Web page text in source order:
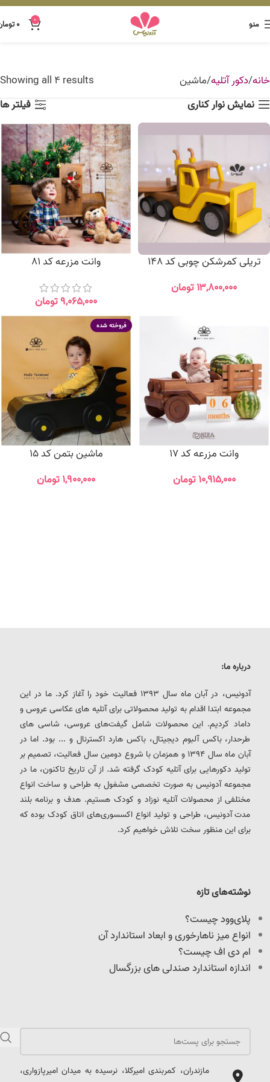
منو 0 ۰
خانه دکور آتلیه ماشین
Showing all 4 results
نمایش نوار کناری
فیلتر ها
تریلی کمرشکن چوبی کد 148
۱۳,۸۰۰,۰۰۰تومان
وانت مزرعه کد 81
۹,۰۶۵,۰۰۰تومان
وانت مزرعه کد 17
۱۰,۹۱۵,۰۰۰ تومان
فروخته شده
ماشین بتمن کد 15
۱,۹۰۰,۰۰۰تومان
مازندران، کمربندی امیرکلا، نرسیده به میدان امیرپازواری،
نوشته‌های تازه
پلای‌وود چیست؟
انواع میز ناهارخوری و ابعاد استاندارد آن
ام دی اف چیست؟
اندازه استاندارد صندلی های بزرگسال
درباره ما:
آدونیس، در آبان ماه سال 1393 فعالیت خود را آغاز کرد. ما در این
مجموعه ابتدا اقدام به تولید محصولاتی برای آتلیه های عکاسی عروس و
داماد کردیم. این محصولات شامل گیفت‌های عروسی، شاسی های
طرحدار، باکس آلبوم دیجیتال، باکس هارد اکسترنال و ... بود. اما در
آبان ماه سال 1394 و همزمان با شروع دومین سال فعالیت، تصمیم بر
تولید دکورهایی برای آتلیه کودک گرفته شد. از آن تاریخ تاکنون، ما در
مجموعه آدونیس به صورت تخصصی مشغول به طراحی و ساخت انواع
مختلفی از محصولات آتلیه نوزاد و کودک هستیم. هدف و برنامه بلند
مدت آدونیس، طراحی و تولید انواع اکسسوری‌های اتاق کودک بوده که
برای این منظور سخت تلاش خواهیم کرد.